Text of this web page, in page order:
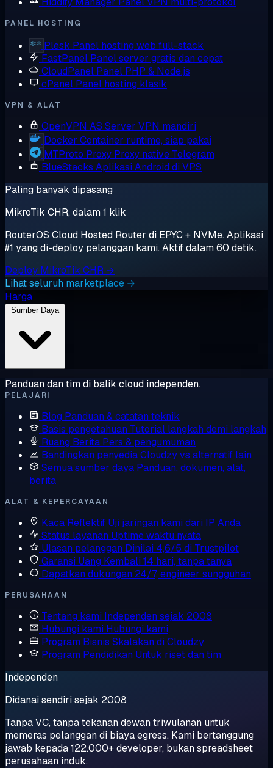
PANEL HOSTING
Plesk Panel hosting web full-stack
FastPanel Panel server gratis dan cepat
CloudPanel Panel PHP & Node.js
cPanel Panel hosting klasik
VPN & ALAT
OpenVPN AS Server VPN mandiri
Docker Container runtime, siap pakai
MTProto Proxy Proxy native Telegram
BlueStacks Aplikasi Android di VPS
Paling banyak dipasang
MikroTik CHR, dalam 1 klik
RouterOS Cloud Hosted Router di EPYC + NVMe. Aplikasi
#1 yang di-deploy pelanggan kami. Aktif dalam 60 detik.
Deploy MikroTik CHR →
Lihat seluruh marketplace →
Harga
Sumber Daya
Panduan dan tim di balik cloud independen.
PELAJARI
Blog Panduan & catatan teknik
Basis pengetahuan Tutorial langkah demi langkah
Ruang Berita Pers & pengumuman
Bandingkan penyediaCloudzy vs alternatif lain
Semua sumber daya Panduan, dokumen, alat,
berita
ALAT & KEPERCAYAAN
Kaca Reflektif Uji jaringan kami dari IP Anda
Status layanan Uptime waktu nyata
Ulasan pelanggan Dinilai 4,6/5 di Trustpilot
Garansi Uang Kembali 14 hari, tanpa tanya
Dapatkan dukungan 24/7, engineer sungguhan
PERUSAHAAN
Tentang kami Independen sejak 2008
Hubungi kami Hubungi kami
Program Bisnis Skalakan di Cloudzy
Program Pendidikan Untuk riset dan tim
Independen
Didanai sendiri sejak 2008
Tanpa VC, tanpa tekanan dewan triwulanan untuk
memeras pelanggan di biaya egress. Kami bertanggung
jawab kepada 122.000+ developer, bukan spreadsheet
perusahaan induk.